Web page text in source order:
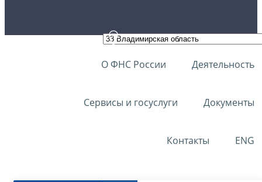
О ФНС России Деятельность
Сервисы и госуслуги Документы
Контакты ENG